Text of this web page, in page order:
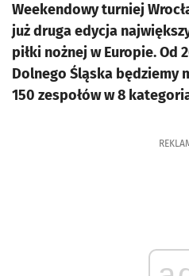
Weekendowy turniej
już druga edycja
piłki nożnej w Europie. Od
Dolnego Śląska będziemy
150 zespołów w 8